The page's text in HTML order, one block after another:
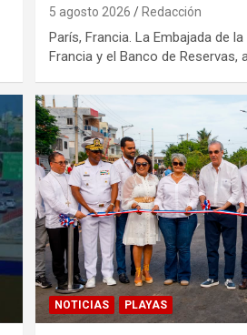
5 agosto 2026 Redacción
París, Francia. La Embajada de
Francia y el Banco de Reservas,
NOTICIAS PLAYAS